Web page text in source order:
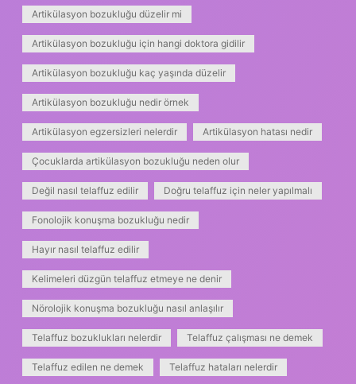
Artikülasyon bozukluğu düzelir mi
Artikülasyon bozukluğu için hangi doktora gidilir
Artikülasyon bozukluğu kaç yaşında düzelir
Artikülasyon bozukluğu nedir örnek
Artikülasyon egzersizleri nelerdir Artikülasyon hatası nedir
Çocuklarda artikülasyon bozukluğu neden olur
Değil nasıl telaffuz edilir Doğru telaffuz için neler yapılmalı
Fonolojik konuşma bozukluğu nedir
Hayır nasıl telaffuz edilir
Kelimeleri düzgün telaffuz etmeye ne denir
Nörolojik konuşma bozukluğu nasıl anlaşılır
Telaffuz bozuklukları nelerdir Telaffuz çalışması ne demek
Telaffuz edilen ne demek Telaffuz hataları nelerdir